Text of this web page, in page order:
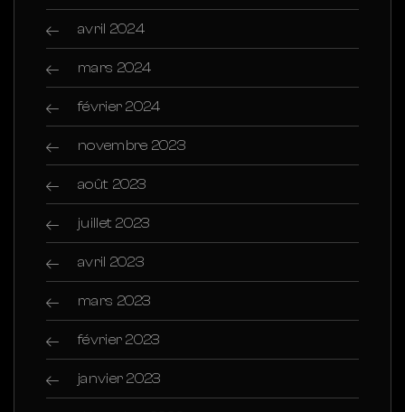
avril 2024
mars 2024
février 2024
novembre 2023
août 2023
juillet 2023
avril 2023
mars 2023
février 2023
janvier 2023